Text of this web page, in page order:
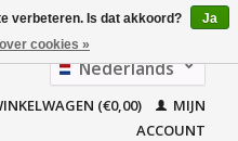
Nederlands
Français
(€0,00)
MIJN
ACCOUNT
verbeteren. Is dat akkoord?
Ja
cookies »